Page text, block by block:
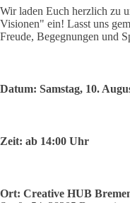
Wir laden Euch herzlich zu
Visionen" ein! Lasst uns
Freude, Begegnungen und
Datum: Samstag, 10.
Zeit: ab 14:00 Uhr
Ort: Creative HUB